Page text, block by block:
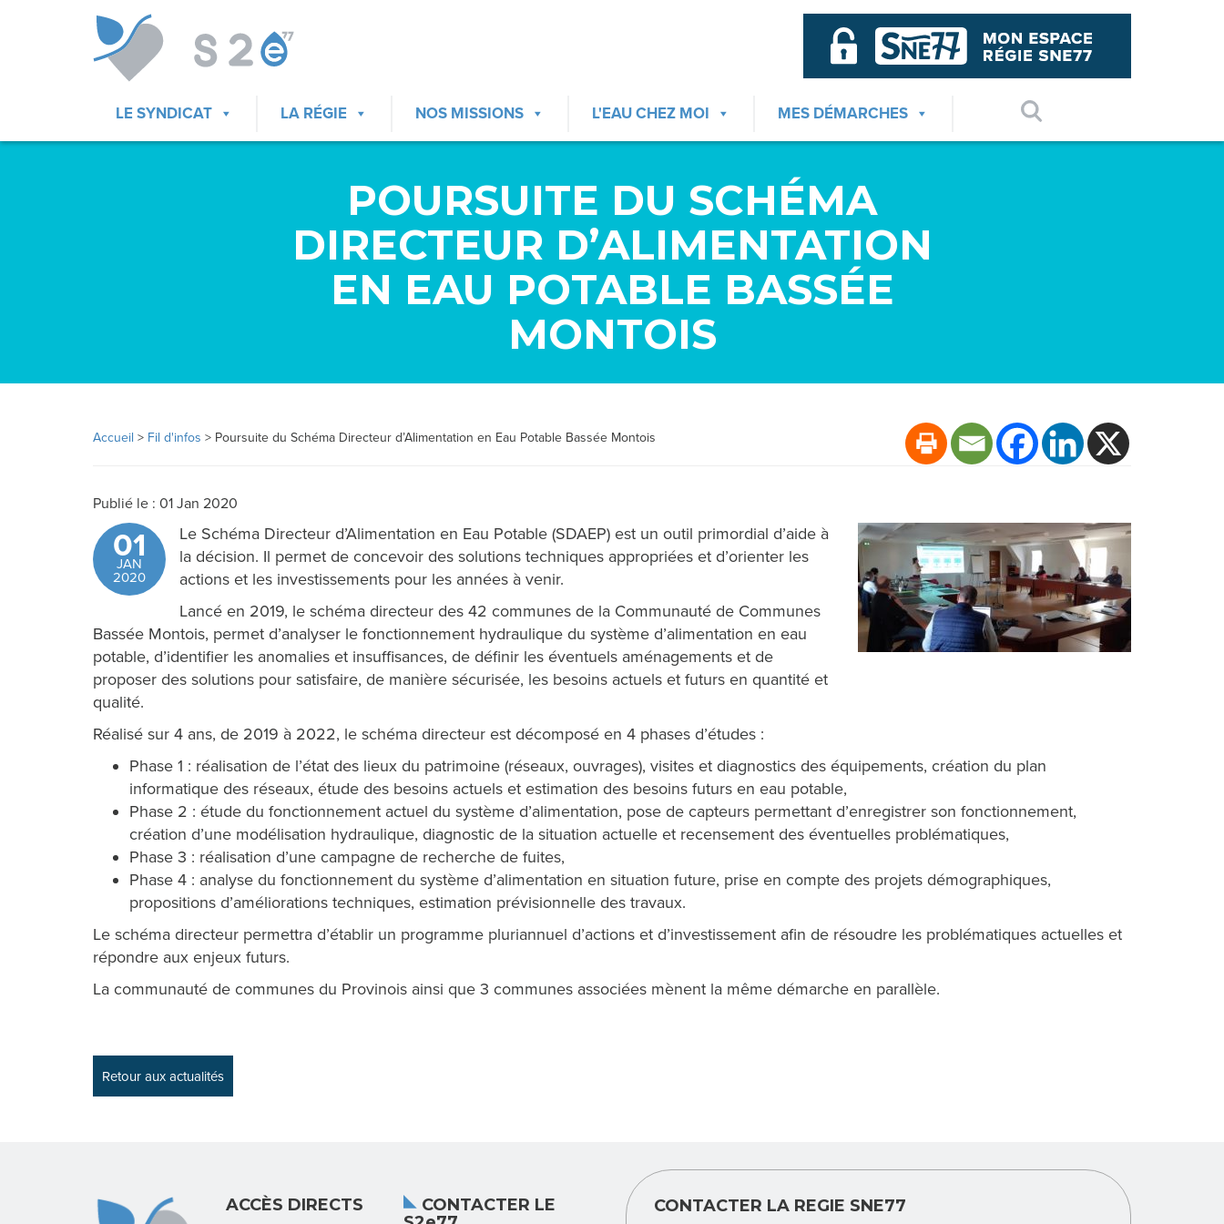
LE SYNDICAT LA RÉGIE NOS MISSIONS L'EAU CHEZ MOI MES DÉMARCHES
POURSUITE DU SCHÉMA
DIRECTEUR D’ALIMENTATION
EN EAU POTABLE BASSÉE
MONTOIS
Accueil > Fil d'infos > Poursuite du Schéma Directeur d’Alimentation en Eau Potable Bassée Montois
Publié le : 01 Jan 2020
01
JAN
2020
Le Schéma Directeur d’Alimentation en Eau Potable (SDAEP) est un outil primordial d’aide à
la décision. Il permet de concevoir des solutions techniques appropriées et d’orienter les
actions et les investissements pour les années à venir.
Lancé en 2019, le schéma directeur des 42 communes de la Communauté de Communes
Bassée Montois, permet d’analyser le fonctionnement hydraulique du système d’alimentation en eau
potable, d’identifier les anomalies et insuffisances, de définir les éventuels aménagements et de
proposer des solutions pour satisfaire, de manière sécurisée, les besoins actuels et futurs en quantité et
qualité.
Réalisé sur 4 ans, de 2019 à 2022, le schéma directeur est décomposé en 4 phases d’études :
Phase 1 : réalisation de l’état des lieux du patrimoine (réseaux, ouvrages), visites et diagnostics des équipements, création du plan
informatique des réseaux, étude des besoins actuels et estimation des besoins futurs en eau potable,
Phase 2 : étude du fonctionnement actuel du système d’alimentation, pose de capteurs permettant d’enregistrer son fonctionnement,
création d’une modélisation hydraulique, diagnostic de la situation actuelle et recensement des éventuelles problématiques,
Phase 3 : réalisation d’une campagne de recherche de fuites,
Phase 4 : analyse du fonctionnement du système d’alimentation en situation future, prise en compte des projets démographiques,
propositions d’améliorations techniques, estimation prévisionnelle des travaux.
Le schéma directeur permettra d’établir un programme pluriannuel d’actions et d’investissement afin de résoudre les problématiques actuelles et
répondre aux enjeux futurs.
La communauté de communes du Provinois ainsi que 3 communes associées mènent la même démarche en parallèle.
Retour aux actualités
ACCÈS DIRECTS
CONTACTER LE
CONTACTER LA REGIE SNE77